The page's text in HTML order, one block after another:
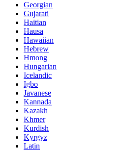
Georgian
Gujarati
Haitian
Hausa
Hawaiian
Hebrew
Hmong
Hungarian
Icelandic
Igbo
Javanese
Kannada
Kazakh
Khmer
Kurdish
Kyrgyz
Latin